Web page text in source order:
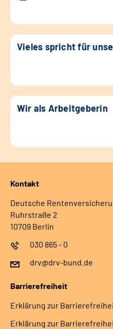
Vieles spricht für
Wir als Arbeitgeberin
Kontakt
Deutsche
Ruhrstraße 2
10709 Berlin
030 865 - 0
drv@drv-bund.de
Barrierefreiheit
Erklärung zur
Erklärung zur